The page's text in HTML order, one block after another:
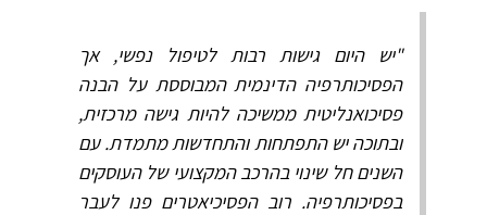
"יש היום גישות רבות לטיפול נפשי, אך
הפסיכותרפיה הדינמית המבוססת על הבנה
פסיכואנליטית ממשיכה להיות גישה מרכזית,
ובתוכה יש התפתחות והתחדשות מתמדת. עם
השנים חל שינוי בהרכב המקצועי של העוסקים
בפסיכותרפיה. רוב הפסיכיאטרים פנו לעבר